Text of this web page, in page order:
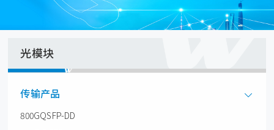
光模块
传输产品
800GQSFP-DD